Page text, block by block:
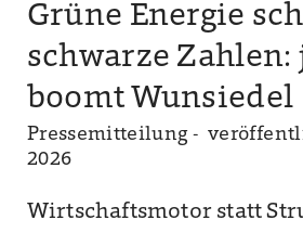
Grüne Energie
schwarze Zahlen:
boomt Wunsiedel
Pressemitteilung -
2026
Wirtschaftsmotor statt